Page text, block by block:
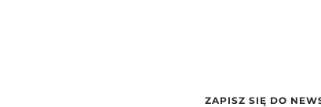
ZAPISZ SIĘ DO